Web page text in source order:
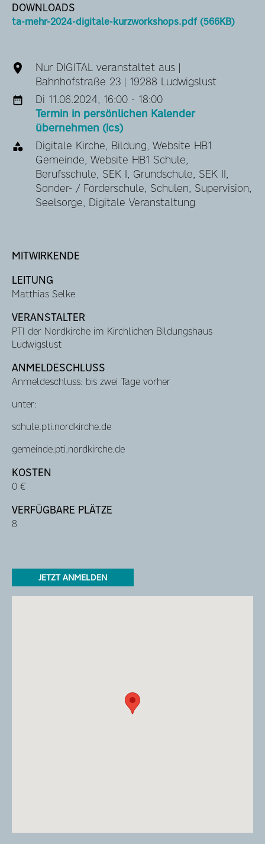
DOWNLOADS
ta-mehr-2024-digitale-kurzworkshops.pdf (566KB)
Nur DIGITAL veranstaltet aus |
Bahnhofstraße 23 | 19288 Ludwigslust
Di 11.06.2024, 16:00 - 18:00
Termin in persönlichen Kalender
übernehmen (ics)
Digitale Kirche, Bildung, Website HB1
Gemeinde, Website HB1 Schule,
Berufsschule, SEK I, Grundschule, SEK II,
Sonder- / Förderschule, Schulen, Supervision,
Seelsorge, Digitale Veranstaltung
MITWIRKENDE
LEITUNG
Matthias Selke
VERANSTALTER
PTI der Nordkirche im Kirchlichen Bildungshaus
Ludwigslust
ANMELDESCHLUSS
Anmeldeschluss: bis zwei Tage vorher
unter:
schule.pti.nordkirche.de
gemeinde.pti.nordkirche.de
KOSTEN
0 €
VERFÜGBARE PLÄTZE
8
JETZT ANMELDEN